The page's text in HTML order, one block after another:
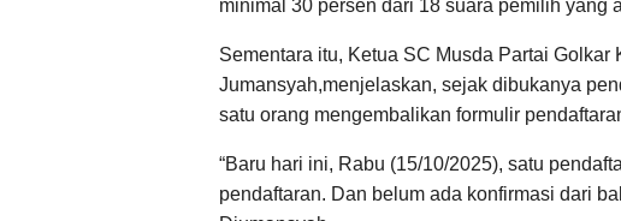
minimal 30 persen dari 18 suara pemilih yang
Sementara itu, Ketua SC Musda Partai Golkar
Jumansyah,menjelaskan, sejak dibukanya
satu orang mengembalikan formulir
“Baru hari ini, Rabu (15/10/2025), satu
pendaftaran. Dan belum ada konfirmasi dari